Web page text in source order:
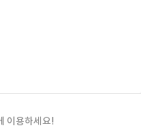
이용하세요!